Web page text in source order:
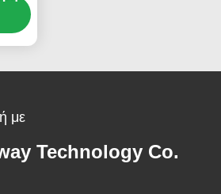
AC
με
Technology Co.